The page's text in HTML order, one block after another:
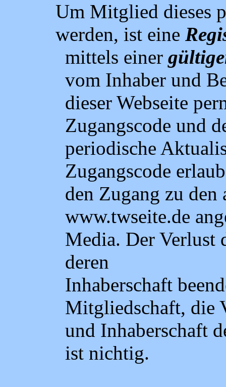
Um Mitglied dieses
werden, ist eine
mittels einer
vom Inhaber und
dieser Webseite
Zugangscode und
periodische
Zugangscode
den Zugang zu den
www.twseite.de
Media. Der Verlust
deren
Inhaberschaft
Mitgliedschaft, die
und Inhaberschaft
ist nichtig.